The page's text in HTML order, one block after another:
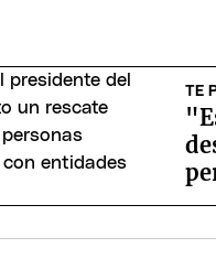
TE